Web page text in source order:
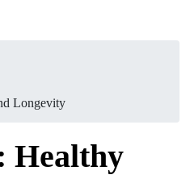
Longevity
Healthy